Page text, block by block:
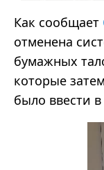
Как сообщает
отменена
бумажных
которые
было ввести